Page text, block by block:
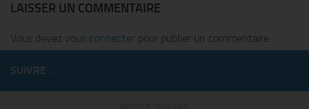
LAISSER UN COMMENTAIRE
Vous devez vous connecter pour publier un commentaire.
SUIVRE :